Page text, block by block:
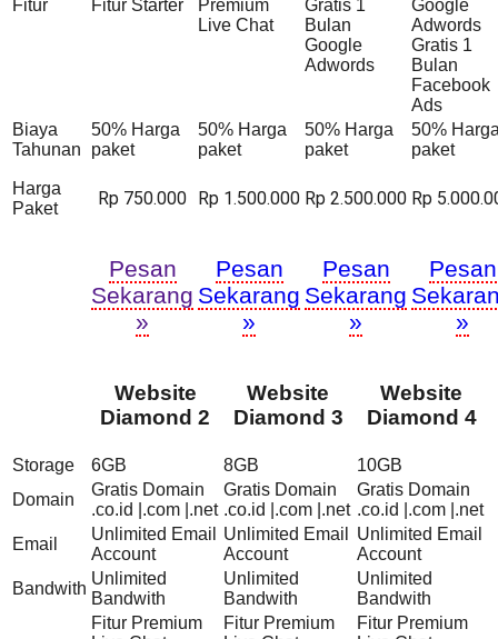
Fitur Fitur Starter
Premium
Live Chat
Gratis 1
Bulan
Google
Adwords
Google
Adwords
Gratis 1
Bulan
Facebook
Ads
Biaya
Tahunan
50% Harga
paket
50% Harga
paket
50% Harga
paket
50%
paket
Harga
Paket
Rp 750.000 Rp 1.500.000 Rp 2.500.000 Rp
Pesan
Sekarang
»
Pesan
Sekarang
»
Pesan
Sekarang
»
Pesan
»
Website
Diamond 2
Website
Diamond 3
Website
Diamond 4
Storage 6GB 8GB
10GB
Domain
Gratis Domain
.co.id |.com |.net
Gratis Domain
.co.id |.com |.net
Gratis Domain
.co.id |.com |.net
Email
Unlimited Email
Account
Unlimited Email
Account
Unlimited Email
Account
Bandwith
Unlimited
Bandwith
Unlimited
Bandwith
Unlimited
Bandwith
Fitur Premium
Fitur Premium
Fitur Premium